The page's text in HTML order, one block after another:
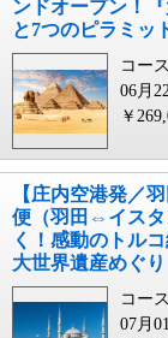
ンドオープン！
と7つのピラミッ
コー
06月
￥
【庄内空港発／
便（羽田⇔イスタ
く！感動のトル
大世界遺産めぐり
コー
07月